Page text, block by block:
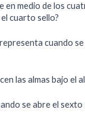
en medio de los
cuarto sello?
cuando
las almas bajo el
se abre el sexto